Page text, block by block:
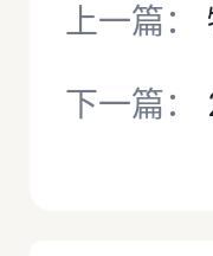
上一篇：
下一篇：